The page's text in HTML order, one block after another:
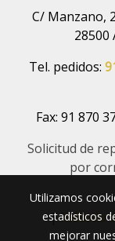
C/ Manzano,
28500
Tel. pedidos:
Fax: 91 870
Solicitud de
por
|Método
Utilizamos
estadísticos
mejorar